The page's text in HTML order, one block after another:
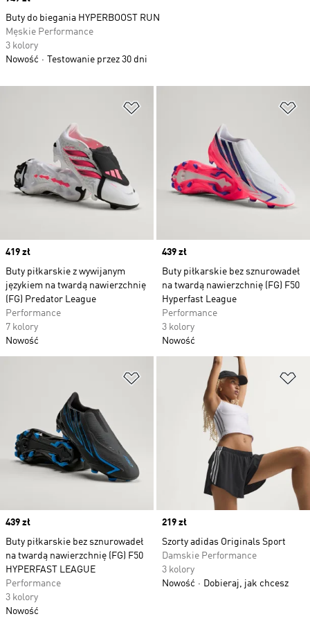
Price
419 zł
Buty piłkarskie z wywijanym
językiem na twardą nawierzchnię
(FG) Predator League
Performance
7 kolory
Nowość
Price
439 zł
Buty piłkarskie bez sznurowadeł
na twardą nawierzchnię (FG) F50
Hyperfast League
Performance
3 kolory
Nowość
Dodaj do listy życzeń
Price
439 zł
Buty piłkarskie bez sznurowadeł
na twardą nawierzchnię (FG) F50
HYPERFAST LEAGUE
Performance
3 kolory
Nowość
Price
219 zł
Szorty adidas Originals Sport
Damskie Performance
3 kolory
Nowość
Dobieraj, jak chcesz
Buty do biegania HYPERBOOST RUN
Męskie Performance
3 kolory
Nowość
Testowanie przez 30 dni